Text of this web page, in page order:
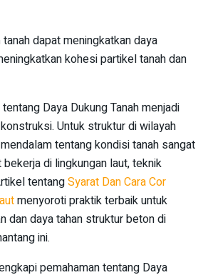
dapat meningkatkan daya
kohesi partikel tanah dan
Daya Dukung Tanah menjadi
Untuk struktur di wilayah
tentang kondisi tanah sangat
di lingkungan laut, teknik
tentangSyarat Dan Cara Cor
menyoroti praktik terbaik untuk
dan daya tahan struktur beton di
ini.
pemahaman tentang Daya